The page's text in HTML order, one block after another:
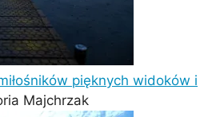
pięknych widoków i
Majchrzak